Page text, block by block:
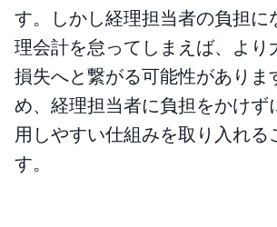
す。しかし経理担当者の負担に
理会計を怠ってしまえば、より
損失へと繋がる可能性がありま
め、経理担当者に負担をかけず
用しやすい仕組みを取り入れる
す。